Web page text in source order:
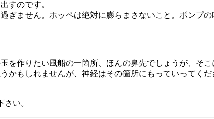
すのです。
ぎません。ホッペは絶対に膨らまさないこと。ポンプの
を作りたい風船の一箇所、ほんの鼻先でしょうが、そ
もしれませんが、神経はその箇所にもっていってくだ
い。